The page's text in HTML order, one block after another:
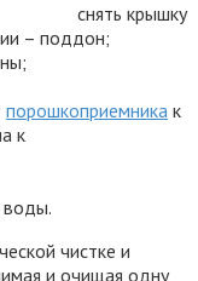
снять крышку
– поддон;
порошкоприемника к
к
воды.
чистке и
и очищая одну